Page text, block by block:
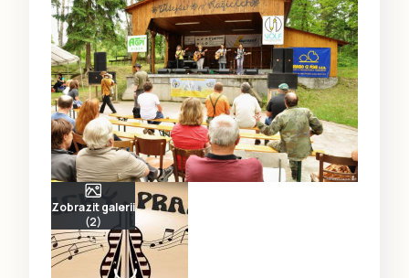
Zobrazit galerii
(2)